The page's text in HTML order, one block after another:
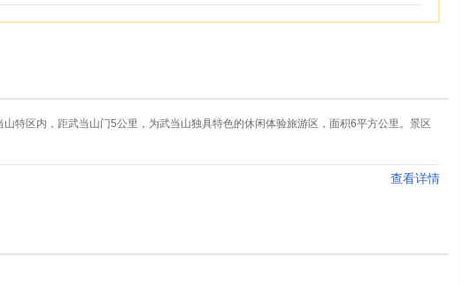
特区内，距武当山门5公里，为武当山独具特色的休闲体验旅游区，面积6平方公里。景区
查看详情